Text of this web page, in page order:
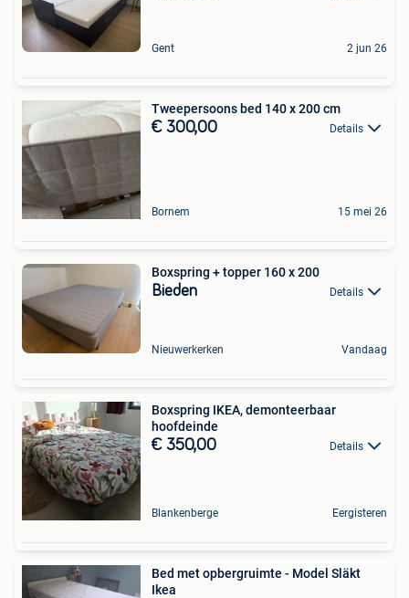
Gent 2 jun 26
Tweepersoons bed 140 x 200 cm
€ 300,00 Details
Bornem 15 mei 26
Boxspring + topper 160 x 200
Bieden Details
Nieuwerkerken Vandaag
Boxspring IKEA, demonteerbaar
hoofdeinde
€ 350,00 Details
Blankenberge Eergisteren
Bed met opbergruimte - Model Släkt
Ikea